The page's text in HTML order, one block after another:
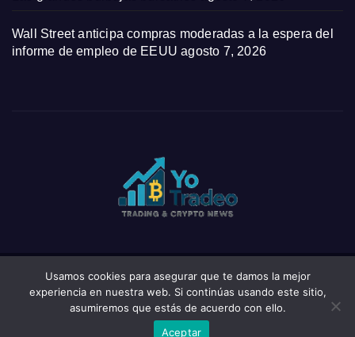
Wall Street anticipa compras moderadas a la espera del
informe de empleo de EEUU agosto 7, 2026
Funciona gracias a WordPress|Tema: News Click deThemeansar
Privacy Policy Wishlist
Usamos cookies para asegurar que te damos la mejor
experiencia en nuestra web. Si continúas usando este sitio,
asumiremos que estás de acuerdo con ello.
Aceptar